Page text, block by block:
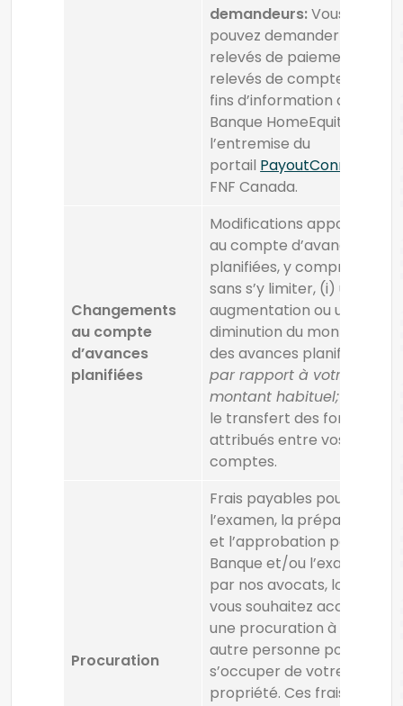
demandeurs:Vous
pouvez demander
relevés de paiement et
relevés de compte aux
fins d’information de
Banque HomeEquity par
l’entremise du
portail PayoutConnect
FNF Canada.
Changements
au compte
d’avances
planifiées
Modifications apportées
au compte d’avances
planifiées, y compris, mais
sans s’y limiter, (i) une
augmentation ou une
diminution du montant
des avances planifiées
par rapport à votre
montant habituel; et
le transfert des fonds
attribués entre vos
comptes.
Procuration
Frais payables pour
l’examen, la préparation
et l’approbation par la
Banque et/ou l’examen
par nos avocats, lorsque
vous souhaitez accorder
une procuration à une
autre personne pouvant
s’occuper de votre
propriété. Ces frais